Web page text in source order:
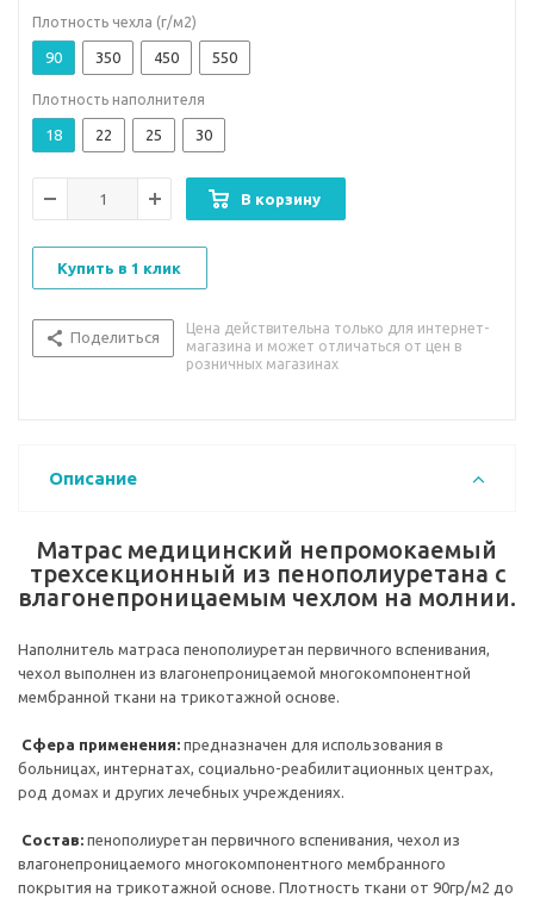
Плотность чехла (г/м2)
90 350 450 550
Плотность наполнителя
18 22 25 30
В корзину
Купить в 1 клик
Поделиться
Цена действительна только для интернет-
магазина и может отличаться от цен в
розничных магазинах
Описание
Матрас медицинский непромокаемый
трехсекционный из пенополиуретана с
влагонепроницаемым чехлом на молнии.
Наполнитель матраса пенополиуретан первичного вспенивания,
чехол выполнен из влагонепроницаемой многокомпонентной
мембранной ткани на трикотажной основе.
Сфера применения: предназначен для использования в
больницах, интернатах, социально-реабилитационных центрах,
род домах и других лечебных учреждениях.
Состав: пенополиуретан первичного вспенивания, чехол из
влагонепроницаемого многокомпонентного мембранного
покрытия на трикотажной основе. Плотность ткани от 90гр/м2 до